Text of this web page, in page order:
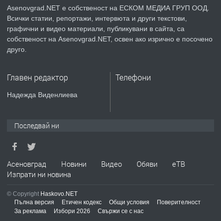
преди 2 години
ПРЕДЛАГА
преди 3 години
Asenovgrad.NET е собственост на ЕСКОМ МЕДИА ГРУП ООД.
Всички статии, репортажи, интервюта и други текстови,
графични и видео материали, публикувани в сайта, са
собственост на Asenovgrad.NET, освен ако изрично е посочено
друго.
Главен редактор
Надежда Виденлиева
Телефони
Последвай ни
Асеновград Новини Видео Обяви
еТВ
Изпрати ни новина
© Copyright Haskovo.NET
Пълна версия
Етичен кодекс Общи условия
Поверителност
За реклама
Избори 2026 Свържи се с нас